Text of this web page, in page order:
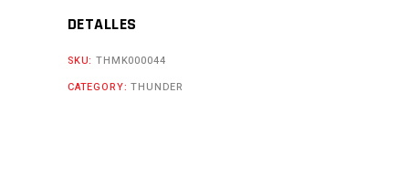
DETALLES
SKU:THMK000044
CATEGORY:THUNDER